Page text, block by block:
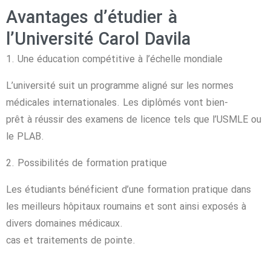
Avantages d’étudier à
l’Université Carol Davila
1. Une éducation compétitive à l’échelle mondiale
L’université suit un programme aligné sur les normes
médicales internationales. Les diplômés vont bien-
prêt à réussir des examens de licence tels que l’USMLE ou
le PLAB.
2. Possibilités de formation pratique
Les étudiants bénéficient d’une formation pratique dans
les meilleurs hôpitaux roumains et sont ainsi exposés à
divers domaines médicaux.
cas et traitements de pointe.